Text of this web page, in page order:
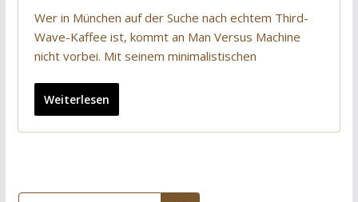
Wer in München auf der Suche nach echtem Third-
Wave-Kaffee ist, kommt an Man Versus Machine
nicht vorbei. Mit seinem minimalistischen
Weiterlesen